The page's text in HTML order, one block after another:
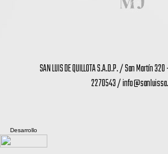
SAN LUIS DE QUILLOTA S.A.D.P. / San Martín
2270543 /
Desarrollo